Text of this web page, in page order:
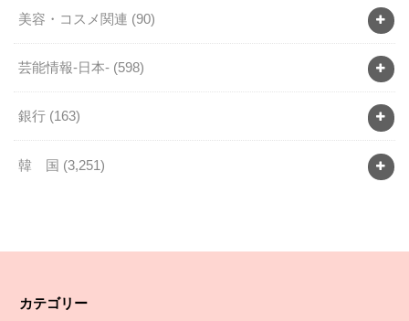
美容・コスメ関連 (90)
芸能情報-日本- (598)
銀行 (163)
韓 国 (3,251)
カテゴリー